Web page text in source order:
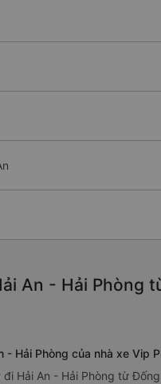
An - Hải
Hải Phòng của nhà xe Vip
Hải An - Hải Phòng từ